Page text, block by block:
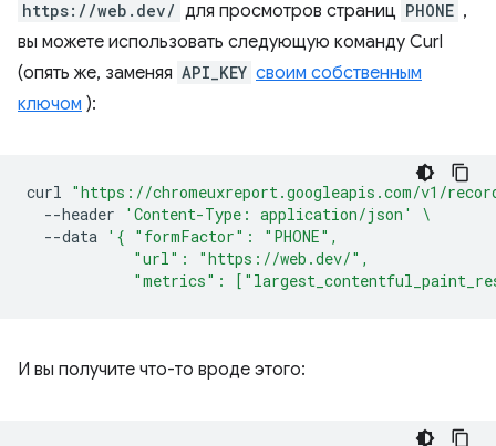
https://web.dev/ для просмотров страниц PHONE ,
вы можете использовать следующую команду Curl
(опять же, заменяя API_KEY своим собственным
ключом ):
curl "https://chromeuxreport.googleapis.com/v1/
--header
'Content-Type: application/json'
\
--data '{ "formFactor": "PHONE",
            "url": "https://web.dev/",
"metrics":
И вы получите что-то вроде этого: